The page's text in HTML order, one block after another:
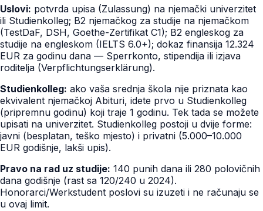
Uslovi: potvrda upisa (Zulassung) na njemački univerzitet
ili Studienkolleg; B2 njemačkog za studije na njemačkom
(TestDaF, DSH, Goethe-Zertifikat C1); B2 engleskog za
studije na engleskom (IELTS 6.0+); dokaz finansija 12.324
EUR za godinu dana — Sperrkonto, stipendija ili izjava
roditelja (Verpflichtungserklärung).
Studienkolleg: ako vaša srednja škola nije priznata kao
ekvivalent njemačkoj Abituri, idete prvo u Studienkolleg
(pripremnu godinu) koji traje 1 godinu. Tek tada se možete
upisati na univerzitet. Studienkolleg postoji u dvije forme:
javni (besplatan, teško mjesto) i privatni (5.000–10.000
EUR godišnje, lakši upis).
Pravo na rad uz studije: 140 punih dana ili 280 polovičnih
dana godišnje (rast sa 120/240 u 2024).
Honorarci/Werkstudent poslovi su izuzeti i ne računaju se
u ovaj limit.